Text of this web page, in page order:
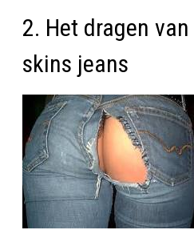
2. Het dragen
skins jeans